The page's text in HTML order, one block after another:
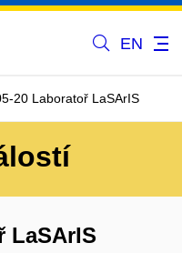
EN
20 Laboratoř LaSArIS
LaSArIS